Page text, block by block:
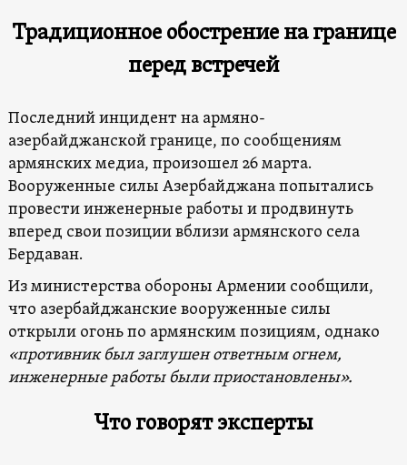
Традиционное обострение на границе
перед встречей
Последний инцидент на армяно-
азербайджанской границе, по сообщениям
армянских медиа, произошел 26 марта.
Вооруженные силы Азербайджана попытались
провести инженерные работы и продвинуть
вперед свои позиции вблизи армянского села
Бердаван.
Из министерства обороны Армении сообщили,
что азербайджанские вооруженные силы
открыли огонь по армянским позициям, однако
«противник был заглушен ответным огнем,
инженерные работы были приостановлены».
Что говорят эксперты